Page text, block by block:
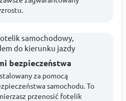
bezpieczeństwa
za pomocą
samochodu. To
przenosić fotelik